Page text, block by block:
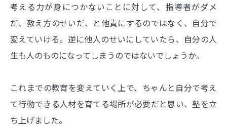
考える力が身につかないことに対して、指導者がダメ
だ、教え方のせいだ、と他責にするのではなく、自分で
変えていける。逆に他人のせいにしていたら、自分の人
生も人のものになってしまうのではないでしょうか。
これまでの教育を変えていく上で、ちゃんと自分で考え
て行動できる人材を育てる場所が必要だと思い、塾を立
ち上げました。